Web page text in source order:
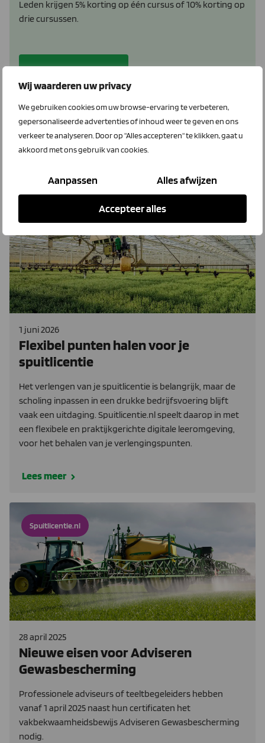
Wij waarderen uw privacy
We gebruiken cookies om uw browse-ervaring te verbeteren,
gepersonaliseerde advertenties of inhoud weer te geven en ons
verkeer te analyseren. Door op "Alles accepteren" te klikken, gaat u
akkoord met ons gebruik van cookies.
Aanpassen Alles afwijzen
Accepteer alles
Leden krijgen 5% korting op één cursus of 10% korting op
drie cursussen.
Bekijk dit voordeel
Gewasbescherming
nieuws
1 juni 2026
Flexibel punten halen voor je
spuitlicentie
Het verlengen van je spuitlicentie is belangrijk, maar de
scholing inpassen in een drukke bedrijfsvoering blijft
vaak een uitdaging. Spuitlicentie.nl speelt daarop in met
een flexibele en praktijkgerichte digitale leeromgeving,
voor het behalen van je verlengingspunten.
Lees meer
Spuitlicentie.nl
28 april 2025
Nieuwe eisen voor Adviseren
Gewasbescherming
Professionele adviseurs of teeltbegeleiders hebben
vanaf 1 april 2025 naast hun certificaten het
vakbekwaamheidsbewijs Adviseren Gewasbescherming
nodig.